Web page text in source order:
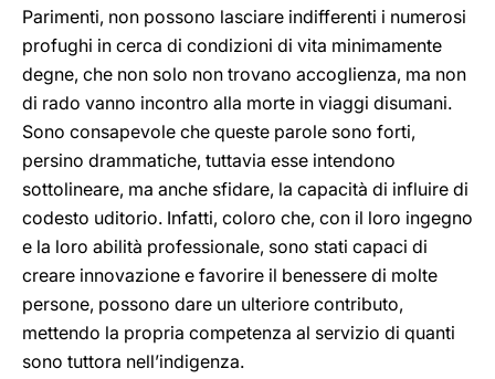
Parimenti, non possono lasciare indifferenti i numerosi
profughi in cerca di condizioni di vita minimamente
degne, che non solo non trovano accoglienza, ma non
di rado vanno incontro alla morte in viaggi disumani.
Sono consapevole che queste parole sono forti,
persino drammatiche, tuttavia esse intendono
sottolineare, ma anche sfidare, la capacità di influire di
codesto uditorio. Infatti, coloro che, con il loro ingegno
e la loro abilità professionale, sono stati capaci di
creare innovazione e favorire il benessere di molte
persone, possono dare un ulteriore contributo,
mettendo la propria competenza al servizio di quanti
sono tuttora nell’indigenza.